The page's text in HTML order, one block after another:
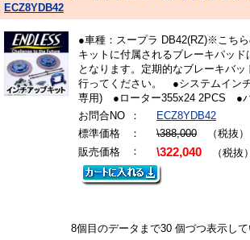
ECZ8YDB42
●車種：スープラ DB42(RZ)※こち
キットに付属されるブレーキパッ
となります。定期的なブレーキバ
行ってください。 ●システムイン
専用) ●ローター355x24 2PCS ●
お問合NO
：
ECZ8YDB42
標準価格
： \388,000 （税抜）
販売価格
： \322,040 （税抜）
8個目のデータまで30 個づつ表示して